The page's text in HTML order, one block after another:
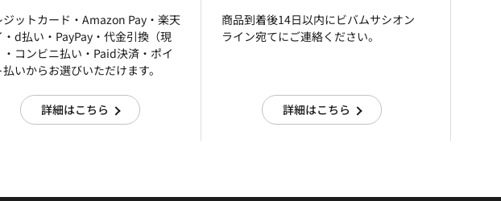
ジットカード・Amazon Pay・楽天
・d払い・PayPay・代金引換（現
・コンビニ払い・Paid決済・ポイ
払いからお選びいただけます。
詳細はこちら
商品到着後14日以内にビバムサシオン
ライン宛てにご連絡ください。
詳細はこちら